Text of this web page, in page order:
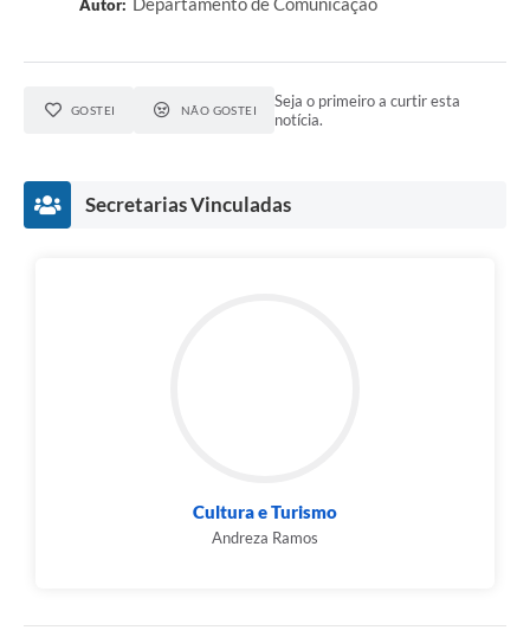
Autor:
GOSTEI NÃO GOSTEI
Seja o primeiro a curtir esta
notícia.
Secretarias Vinculadas
Cultura e Turismo
Andreza Ramos